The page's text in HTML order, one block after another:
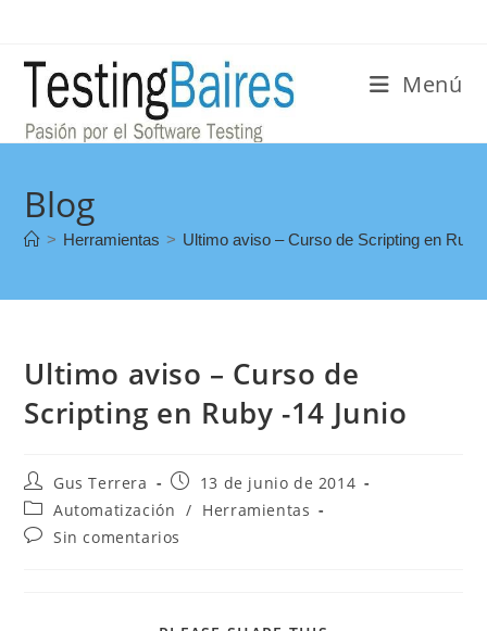
Menú
Blog
> Herramientas > Ultimo aviso – Curso de Scripting en
Ultimo aviso – Curso de
Scripting en Ruby -14 Junio
Gus Terrera
13 de junio de 2014
Automatización / Herramientas
Sin comentarios